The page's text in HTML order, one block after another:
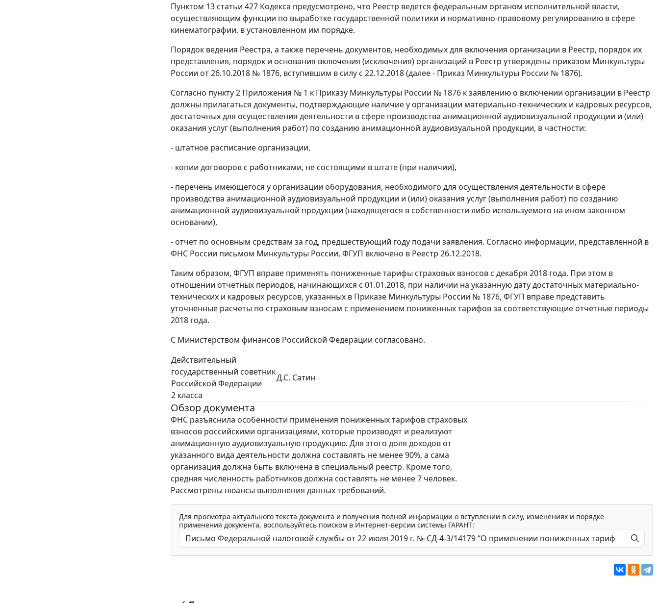
Пунктом 13 статьи 427 Кодекса предусмотрено, что Реестр ведется федеральным органом исполнительной власти,
осуществляющим функции по выработке государственной политики и нормативно-правовому регулированию в сфере
кинематографии, в установленном им порядке.
Порядок ведения Реестра, а также перечень документов, необходимых для включения организации в Реестр, порядок их
представления, порядок и основания включения (исключения) организаций в Реестр утверждены приказом Минкультуры
России от 26.10.2018 № 1876, вступившим в силу с 22.12.2018 (далее - Приказ Минкультуры России № 1876).
Согласно пункту 2 Приложения № 1 к Приказу Минкультуры России № 1876 к заявлению о включении организации в Реестр
должны прилагаться документы, подтверждающие наличие у организации материально-технических и кадровых ресурсов,
достаточных для осуществления деятельности в сфере производства анимационной аудиовизуальной продукции и (или)
оказания услуг (выполнения работ) по созданию анимационной аудиовизуальной продукции, в частности:
- штатное расписание организации,
- копии договоров с работниками, не состоящими в штате (при наличии),
- перечень имеющегося у организации оборудования, необходимого для осуществления деятельности в сфере
производства анимационной аудиовизуальной продукции и (или) оказания услуг (выполнения работ) по созданию
анимационной аудиовизуальной продукции (находящегося в собственности либо используемого на ином законном
основании),
- отчет по основным средствам за год, предшествующий году подачи заявления. Согласно информации, представленной в
ФНС России письмом Минкультуры России, ФГУП включено в Реестр 26.12.2018.
Таким образом, ФГУП вправе применять пониженные тарифы страховых взносов с декабря 2018 года. При этом в
отношении отчетных периодов, начинающихся с 01.01.2018, при наличии на указанную дату достаточных материально-
технических и кадровых ресурсов, указанных в Приказе Минкультуры России № 1876, ФГУП вправе представить
уточненные расчеты по страховым взносам с применением пониженных тарифов за соответствующие отчетные периоды
2018 года.
С Министерством финансов Российской Федерации согласовано.
Действительный
государственный советник
Российской Федерации
2 класса
Д.С. Сатин
Обзор документа
ФНС разъяснила особенности применения пониженных тарифов страховых
взносов российскими организациями, которые производят и реализуют
анимационную аудиовизуальную продукцию. Для этого доля доходов от
указанного вида деятельности должна составлять не менее 90%, а сама
организация должна быть включена в специальный реестр. Кроме того,
средняя численность работников должна составлять не менее 7 человек.
Рассмотрены нюансы выполнения данных требований.
Для просмотра актуального текста документа и получения полной информации о вступлении в силу, изменениях и порядке
применения документа, воспользуйтесь поиском в Интернет-версии системы ГАРАНТ: